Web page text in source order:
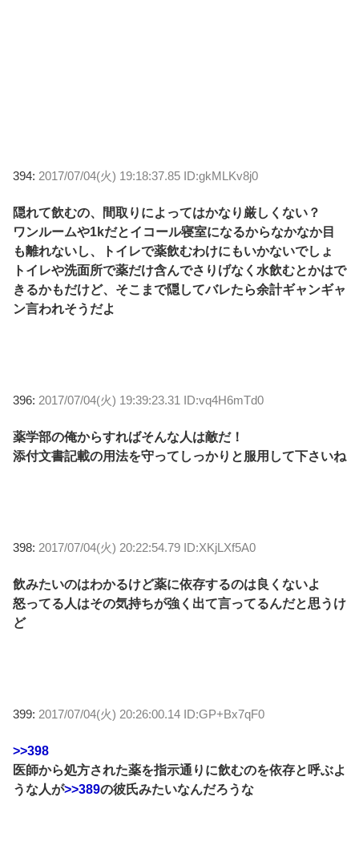
394: 2017/07/04(火) 19:18:37.85 ID:gkMLKv8j0
隠れて飲むの、間取りによってはかなり厳しくない？
ワンルームや1kだとイコール寝室になるからなかなか目
も離れないし、トイレで薬飲むわけにもいかないでしょ
トイレや洗面所で薬だけ含んでさりげなく水飲むとかはで
きるかもだけど、そこまで隠してバレたら余計ギャンギャ
ン言われそうだよ
396: 2017/07/04(火) 19:39:23.31 ID:vq4H6mTd0
薬学部の俺からすればそんな人は敵だ！
添付文書記載の用法を守ってしっかりと服用して下さいね
398: 2017/07/04(火) 20:22:54.79 ID:XKjLXf5A0
飲みたいのはわかるけど薬に依存するのは良くないよ
怒ってる人はその気持ちが強く出て言ってるんだと思うけ
ど
399: 2017/07/04(火) 20:26:00.14 ID:GP+Bx7qF0
>>398
医師から処方された薬を指示通りに飲むのを依存と呼ぶよ
うな人が>>389の彼氏みたいなんだろうな